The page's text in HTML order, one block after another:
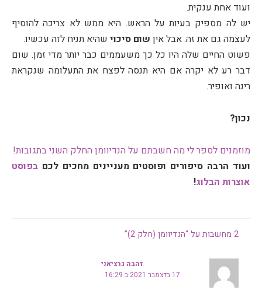
ועוד אחת ענקית.
יש לה מספיק בעיות על הראש. היא ממש לא צריכה להוסיף
לעצמה גם את זה. אבל אין שום סיכוי שהיא תניח לזה עכשיו.
פשוט החיים שלה היו כל כך משעממים כבר יותר מדי זמן. שום
דבר רע לא יקרה אם היא תנסה לפצח את התעלומה שנקראת
רינה ואופיר.
נכון?
מוזמנים לספר לי מה חשבתם על הנדיוומן החלק השני בתגובות!
ועוד הרבה סיפורים ופוסטים מעניינים מחכים לכם בפוסט
אוצרות הבלוג!
2 מחשבות על “הנדיוומן (חלק 2)”
זהבה גרציאני
17 בדצמבר 2021 ב 16:29